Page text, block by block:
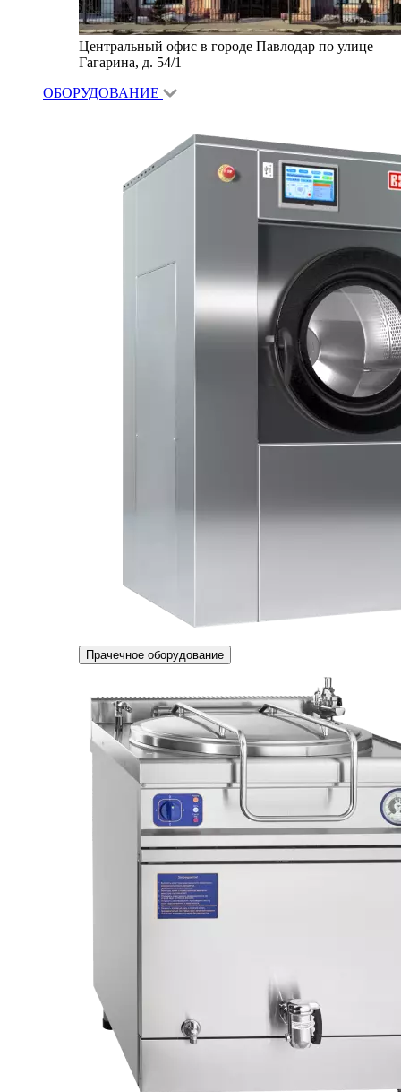
Центральный офис в городе Павлодар по улице
Гагарина, д. 54/1
ОБОРУДОВАНИЕ
Прачечное оборудование